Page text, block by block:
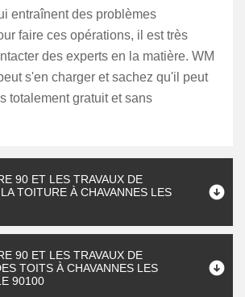
entraînent des problèmes
faire ces opérations, il est très
des experts en la matière. WM
s'en charger et sachez qu'il peut
totalement gratuit et sans
90 ET LES TRAVAUX DE
TOITURE À CHAVANNES LES
90 ET LES TRAVAUX DE
TOITS À CHAVANNES LES
90100